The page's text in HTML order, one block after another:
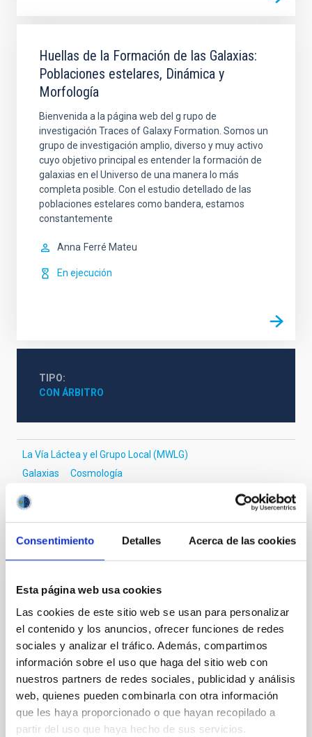
Consentimiento Detalles Acerca de las cookies
Esta página web usa cookies
Las cookies de este sitio web se usan para personalizar
el contenido y los anuncios, ofrecer funciones de redes
sociales y analizar el tráfico. Además, compartimos
información sobre el uso que haga del sitio web con
nuestros partners de redes sociales, publicidad y análisis
web, quienes pueden combinarla con otra información
que les haya proporcionado o que hayan recopilado a
partir del uso que haya hecho de sus servicios.
Huellas de la Formación de las Galaxias:
Poblaciones estelares, Dinámica y
Morfología
Bienvenida a la página web del g rupo de
investigación Traces of Galaxy Formation. Somos un
grupo de investigación amplio, diverso y muy activo
cuyo objetivo principal es entender la formación de
galaxias en el Universo de una manera lo más
completa posible. Con el estudio detellado de las
poblaciones estelares como bandera, estamos
constantemente
Anna Ferré Mateu
En ejecución
TIPO
CON ÁRBITRO
La Vía Láctea y el Grupo Local (MWLG)
Galaxias
Cosmología
Te puede interesar
CON ÁRBITRO
The impact of star formation histories on
the inner dark matter density slopes of
galaxies
Aims. We aim to investigate the connection between
star formation histories (SFHs) and the inner dark
matter density profiles of simulated galaxies. In
particular, we tested whether the burstiness and
temporal distribution of star formation influence the